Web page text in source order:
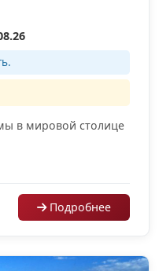
в мировой столице
Подробнее